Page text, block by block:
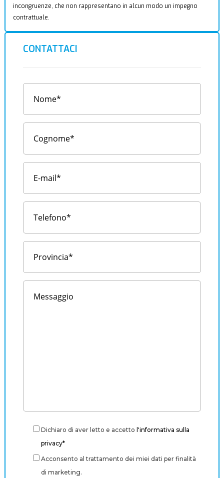
incongruenze, che non rappresentano in alcun modo un impegno
contrattuale.
CONTATTACI
Dichiaro di aver letto e accetto l'informativa sulla
privacy*
Acconsento al trattamento dei miei dati per finalità
di marketing.